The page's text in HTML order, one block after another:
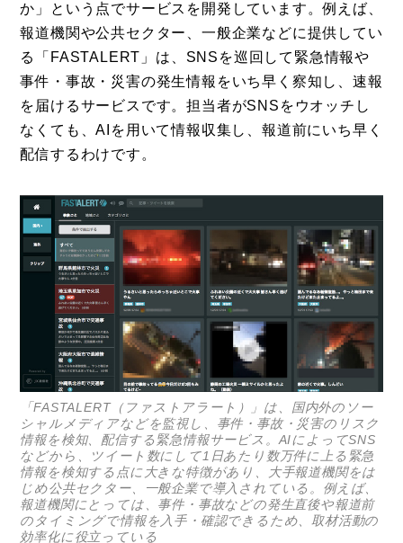
か」という点でサービスを開発しています。例えば、
報道機関や公共セクター、一般企業などに提供してい
る「FASTALERT」は、SNSを巡回して緊急情報や
事件・事故・災害の発生情報をいち早く察知し、速報
を届けるサービスです。担当者がSNSをウオッチし
なくても、AIを用いて情報収集し、報道前にいち早く
配信するわけです。
「FASTALERT（ファストアラート）」は、国内外のソー
シャルメディアなどを監視し、事件・事故・災害のリスク
情報を検知、配信する緊急情報サービス。AIによってSNS
などから、ツイート数にして1日あたり数万件に上る緊急
情報を検知する点に大きな特徴があり、大手報道機関をは
じめ公共セクター、一般企業で導入されている。例えば、
報道機関にとっては、事件・事故などの発生直後や報道前
のタイミングで情報を入手・確認できるため、取材活動の
効率化に役立っている